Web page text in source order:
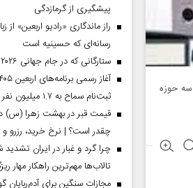
سه حوزه
پیشگیری از گرمازدگی
راز ماندگاری «رادیو اربعین» از
رسانه‌ای که حسینیه است
ستارگانی که در جام جهانی ۲۰۲۶ بازی نکردند
ثبت‌نام سماح به ۱.۷ میلیون نفر رسید
چقدر است؟ | نرخ خرید، رزرو و
چرا گرد و غبار در ایران
تالاب‌ها مهم‌ترین راهکار مهار
مجازات سنگین برای آدم‌ربایان